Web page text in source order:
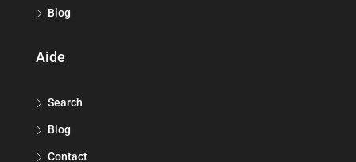
Blog
Aide
Search
Blog
Contact